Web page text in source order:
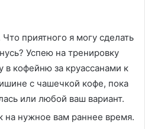
приятного я могу сделать
Успею на тренировку
в кофейню за круассанами к
с чашечкой кофе, пока
или любой ваш вариант.
на нужное вам раннее время.